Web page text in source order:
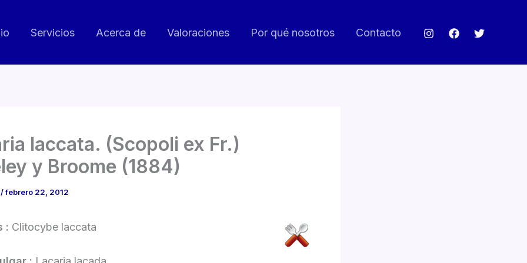
Servicios Acerca de Valoraciones Por qué nosotros Contacto
laccata. (Scopoli ex Fr.)
y Broome (1884)
/febrero 22, 2012
: Clitocybe laccata